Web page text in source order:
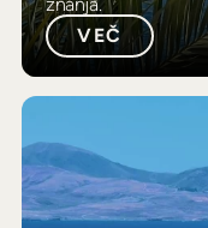
znanja.
VEČ